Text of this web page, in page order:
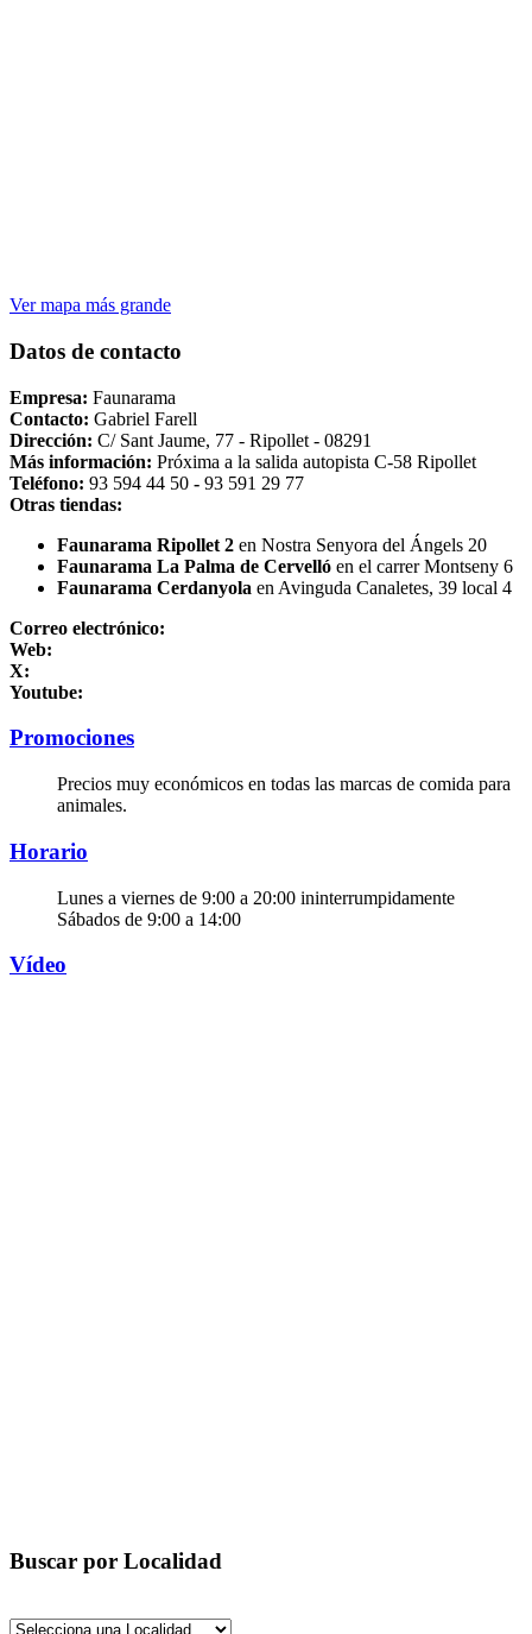
Ver mapa más grande
Datos de contacto
Empresa: Faunarama
Contacto: Gabriel Farell
Dirección: C/ Sant Jaume, 77 - Ripollet - 08291
Más información: Próxima a la salida autopista C-58 Ripollet
Teléfono: 93 594 44 50 - 93 591 29 77
Otras tiendas:
Faunarama Ripollet 2 en Nostra Senyora del Ángels 20
Faunarama La Palma de Cervelló en el carrer Montseny 6
Faunarama Cerdanyola en Avinguda Canaletes, 39 local 4
Correo electrónico:
Web:
X:
Youtube:
Promociones
Precios muy económicos en todas las marcas de comida para
animales.
Horario
Lunes a viernes de 9:00 a 20:00 ininterrumpidamente
Sábados de 9:00 a 14:00
Vídeo
Buscar por Localidad